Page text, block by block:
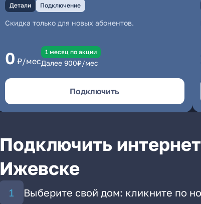
Детали Подключение
Скидка только для новых абонентов.
0 ₽/мес
1 месяц по акции
Далее 900₽/мес
Подключить
Подключить
Ижевске
Выберите свой дом: кликните по